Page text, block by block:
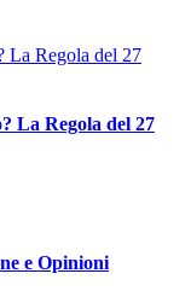
La Regola del 27
e Opinioni